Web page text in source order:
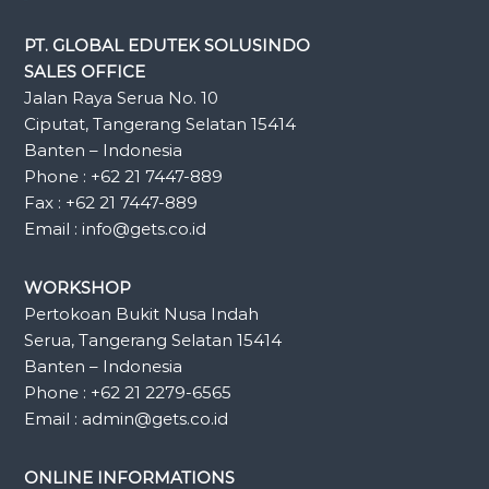
PT. GLOBAL EDUTEK SOLUSINDO
SALES OFFICE
Jalan Raya Serua No. 10
Ciputat, Tangerang Selatan 15414
Banten – Indonesia
Phone : +62 21 7447-889
Fax : +62 21 7447-889
Email : info@gets.co.id
WORKSHOP
Pertokoan Bukit Nusa Indah
Serua, Tangerang Selatan 15414
Banten – Indonesia
Phone : +62 21 2279-6565
Email : admin@gets.co.id
ONLINE INFORMATIONS